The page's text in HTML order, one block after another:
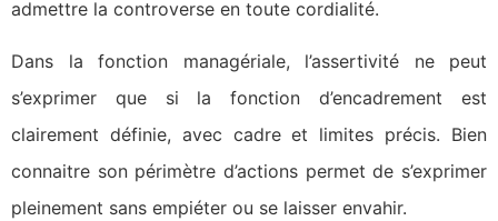
admettre la controverse en toute cordialité.
Dans la fonction managériale, l’assertivité ne peut
s’exprimer que si la fonction d’encadrement est
clairement définie, avec cadre et limites précis. Bien
connaitre son périmètre d’actions permet de s’exprimer
pleinement sans empiéter ou se laisser envahir.